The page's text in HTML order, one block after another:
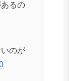
るの
のが